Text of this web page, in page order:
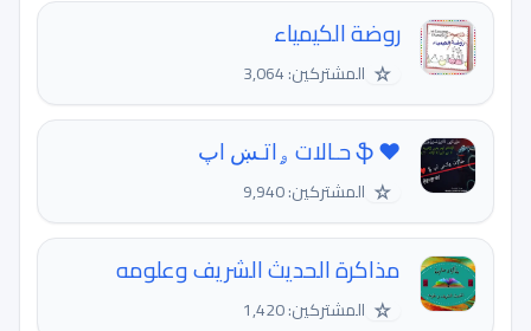
روضة الكيمياء
☆ المشتركين: 3,064
❤ ֆ ﺣـالات ۄاتـښ اﭖ
☆ المشتركين: 9,940
مذاكرة الحديث الشريف وعلومه
☆ المشتركين: 1,420